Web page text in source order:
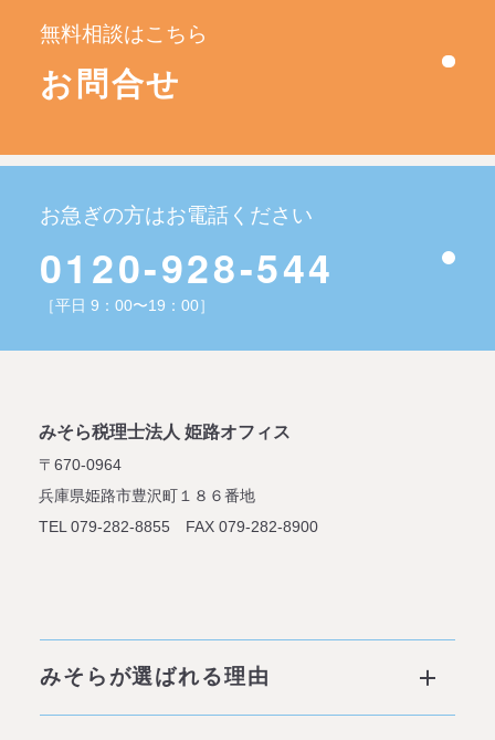
無料相談はこちら
お問合せ
お急ぎの方はお電話ください
0120-928-544
［平日 9：00〜19：00］
みそら税理士法人 姫路オフィス
〒670-0964
兵庫県姫路市豊沢町１８６番地
TEL 079-282-8855 FAX 079-282-8900
みそらが選ばれる理由